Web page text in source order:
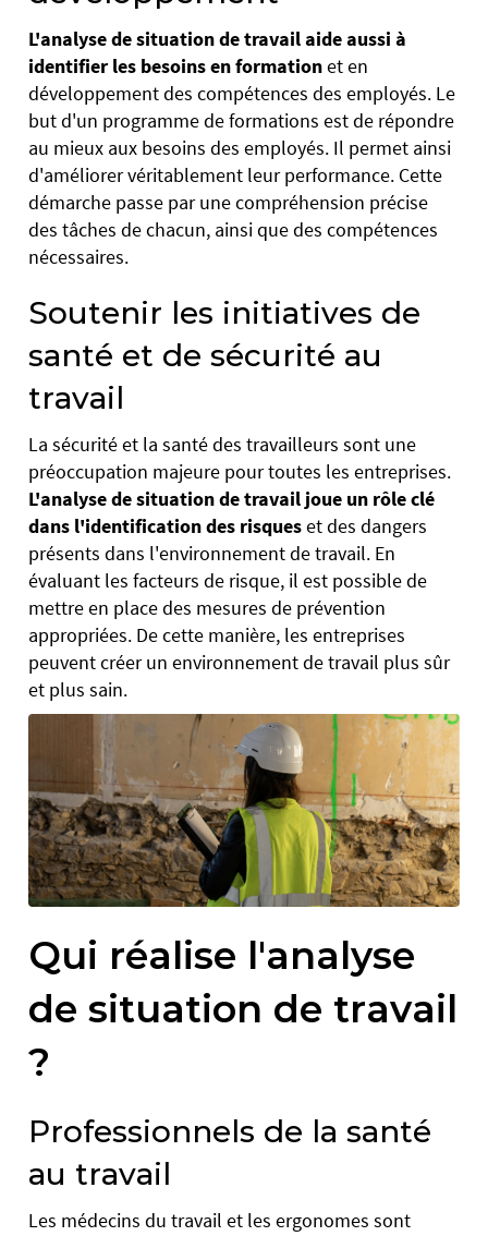
L'analyse de situation de travail aide aussi à
identifier les besoins en formationet en
développement des compétences des employés. Le
but d'un programme de formations est de répondre
au mieux aux besoins des employés. Il permet ainsi
d'améliorer véritablement leur performance. Cette
démarche passe par une compréhension précise
des tâches de chacun, ainsi que des compétences
nécessaires.
Soutenir les initiatives de
santé et de sécurité au
travail
La sécurité et la santé des travailleurs sont une
préoccupation majeure pour toutes les entreprises.
L'analyse de situation de travail joue un rôle clé
dans l'identification des risqueset des dangers
présents dans l'environnement de travail. En
évaluant les facteurs de risque, il est possible de
mettre en place des mesures de prévention
appropriées. De cette manière, les entreprises
peuvent créer un environnement de travail plus sûr
et plus sain.
Qui réalise l'analyse
de situation de travail
?
Professionnels de la santé
au travail
Les médecins du travail et les ergonomes sont